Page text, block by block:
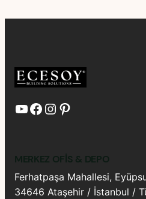
YouTube Facebook Instagram Pinterest
MERKEZ OFIS & DEPO
Ferhatpaşa Mahallesi,
34646 Ataşehir / İstanbul /